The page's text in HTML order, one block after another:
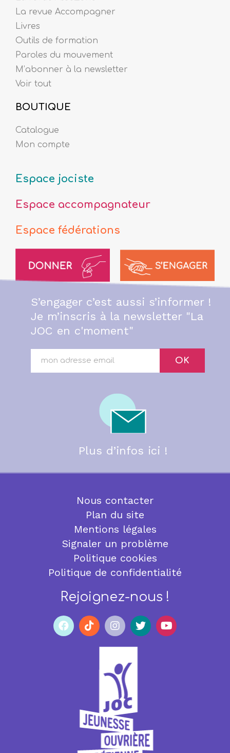
La revue Accompagner
Livres
Outils de formation
Paroles du mouvement
M’abonner à la newsletter
Voir tout
BOUTIQUE
Catalogue
Mon compte
Espace jociste
Espace accompagnateur
Espace fédérations
S’engager c’est aussi s’informer !
Je m’inscris à la newsletter "La
JOC en c'moment"
OK
Plus d’infos ici !
Nous contacter
Plan du site
Mentions légales
Signaler un problème
Politique cookies
Politique de confidentialité
Rejoignez-nous !